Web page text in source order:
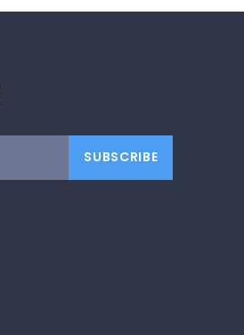
SUBSCRIBE